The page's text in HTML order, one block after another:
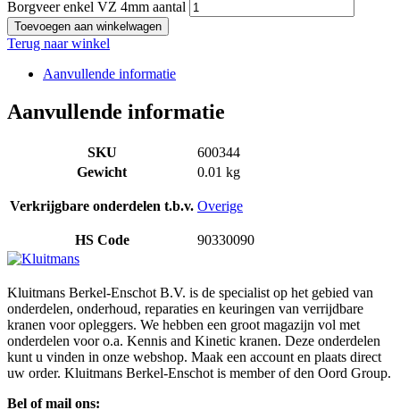
Borgveer enkel VZ 4mm aantal
Toevoegen aan winkelwagen
Terug naar winkel
Aanvullende informatie
Aanvullende informatie
SKU
600344
Gewicht
0.01 kg
Verkrijgbare onderdelen t.b.v. Overige
HS Code 90330090
Kluitmans Berkel-Enschot B.V. is de specialist op het gebied van
onderdelen, onderhoud, reparaties en keuringen van verrijdbare
kranen voor opleggers. We hebben een groot magazijn vol met
onderdelen voor o.a. Kennis and Kinetic kranen. Deze onderdelen
kunt u vinden in onze webshop. Maak een account en plaats direct
uw order. Kluitmans Berkel-Enschot is member of den Oord Group.
Bel of mail ons: